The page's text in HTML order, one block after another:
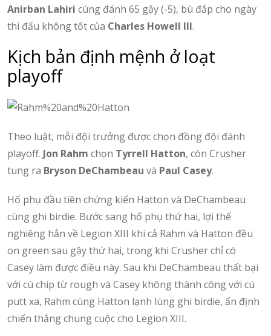
Anirban Lahiri cùng đánh 65 gậy (-5), bù đắp cho ngày
thi đấu không tốt của Charles Howell III.
Kịch bản định mệnh ở loạt
playoff
Theo luật, mỗi đội trưởng được chọn đồng đội đánh
playoff. Jon Rahm chọn Tyrrell Hatton, còn Crusher
tung ra Bryson DeChambeau và Paul Casey.
Hố phụ đầu tiên chứng kiến Hatton và DeChambeau
cùng ghi birdie. Bước sang hố phụ thứ hai, lợi thế
nghiêng hẳn về Legion XIII khi cả Rahm và Hatton đều
on green sau gậy thứ hai, trong khi Crusher chỉ có
Casey làm được điều này. Sau khi DeChambeau thất bại
với cú chip từ rough và Casey không thành công với cú
putt xa, Rahm cùng Hatton lạnh lùng ghi birdie, ấn định
chiến thắng chung cuộc cho Legion XIII.